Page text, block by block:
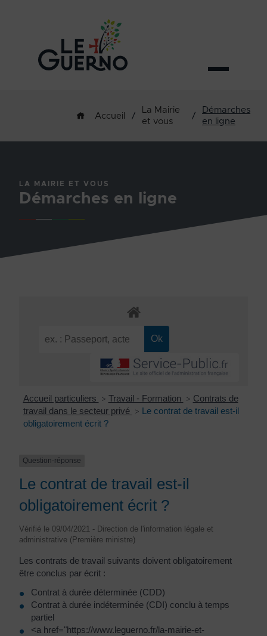
Accueil /
La Mairie
et vous
/
Démarches
en ligne
LA MAIRIE ET VOUS
Démarches en ligne
Accueil particuliers > Travail - Formation > Contrats de
travail dans le secteur privé
> Le contrat de travail est-il
obligatoirement écrit ?
Question-réponse
Le contrat de travail est-il
obligatoirement écrit ?
Vérifié le 09/04/2021 - Direction de l'information légale et
administrative (Première ministre)
Les contrats de travail suivants doivent obligatoirement
être conclus par écrit :
Contrat à durée déterminée (CDD)
Contrat à durée indéterminée (CDI) conclu à temps
partiel
<a href="https://www.leguerno.fr/la-mairie-et-